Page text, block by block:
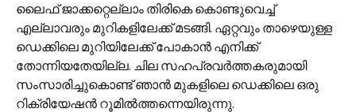
ലൈഫ് ജാക്കറ്റെല്ലാം തിരികെ കൊണ്ടുവെച്ച്
എല്ലാവരും മുറികളിലേക്ക് മടങ്ങി. ഏറ്റവും താഴെയുള്ള
ഡെക്കിലെ മുറിയിലേക്ക് പോകാന്‍ എനിക്ക്
തോന്നിയതേയില്ല. ചില സഹപ്രവര്‍ത്തകരുമായി
സംസാ‍രിച്ചുകൊണ്ട് ഞാന്‍ മുകളിലെ ഡെക്കിലെ ഒരു
റിക്രിയേഷന്‍ റൂമില്‍ത്തന്നെയിരുന്നു.